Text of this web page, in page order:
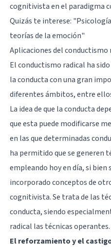
cognitivista en el paradigma
Quizás te interese: "
teorías de la emoción"
Aplicaciones del conductismo
El conductismo radical ha
la conducta con una gran
diferentes ámbitos, entre
La idea de que la conducta
que esta puede modificarse
en las que determinadas
ha permitido que se generen
empleando hoy en día, si bien
incorporado conceptos de
cognitivista. Se trata de las
conducta, siendo
radical las técnicas operantes.
El reforzamiento y el